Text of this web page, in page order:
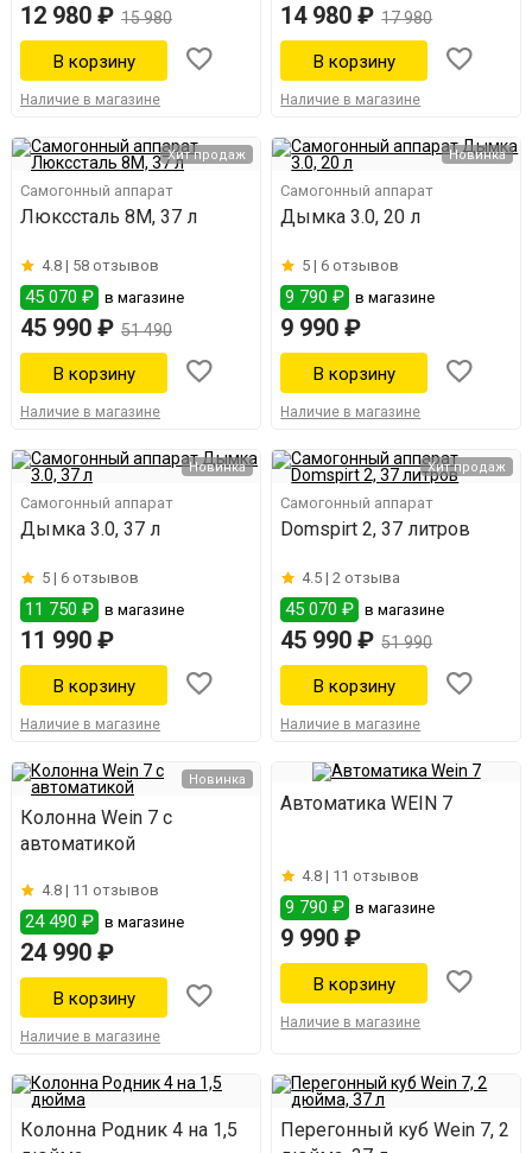
12 980 ₽ 15 980
Наличие в магазине
14 980 ₽ 17 980
Наличие в магазине
Хит продаж
Самогонный аппарат
Люкссталь 8М, 37 л
4.8 | 58 отзывов
45 070 ₽ в магазине
45 990 ₽ 51 490
Наличие в магазине
Новинка
Самогонный аппарат
Дымка 3.0, 20 л
5 |6 отзывов
9 790 ₽ в магазине
9 990 ₽
Наличие в магазине
Новинка
Самогонный аппарат
Дымка 3.0, 37 л
5 | 6 отзывов
11 750 ₽ в магазине
11 990 ₽
Наличие в магазине
Хит продаж
Самогонный аппарат
Domspirt 2, 37 литров
4.5 |2 отзыва
45 070 ₽ в магазине
45 990 ₽ 51 990
Наличие в магазине
Новинка
Колонна Wein 7 с
автоматикой
4.8 | 11 отзывов
24 490 ₽ в магазине
24 990 ₽
Наличие в магазине
Автоматика WEIN 7
4.8 | 11 отзывов
9 790 ₽ в магазине
9 990 ₽
Наличие в магазине
Колонна Родник 4 на 1,5
Перегонный куб Wein 7, 2